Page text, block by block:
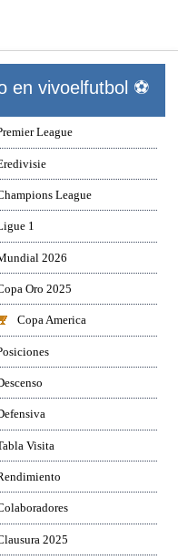
en vivoelfutbol ⚽
League
League
1
2026
Oro 2025
Copa America
Visita
2025